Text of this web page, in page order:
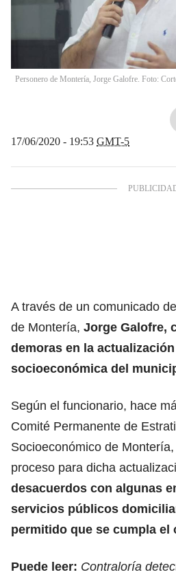
Personero de Montería, Jorge Galofre. Foto:
17/06/2020 - 19:53 GMT-5
A través de un comunicado
de Montería, Jorge Galofre,
demoras en la
socioeconómica del
Según el funcionario, hace
Comité Permanente de
Socioeconómico de
proceso para dicha
desacuerdos con algunas
servicios públicos
permitido que se cumpla el
Puede leer: Contraloría